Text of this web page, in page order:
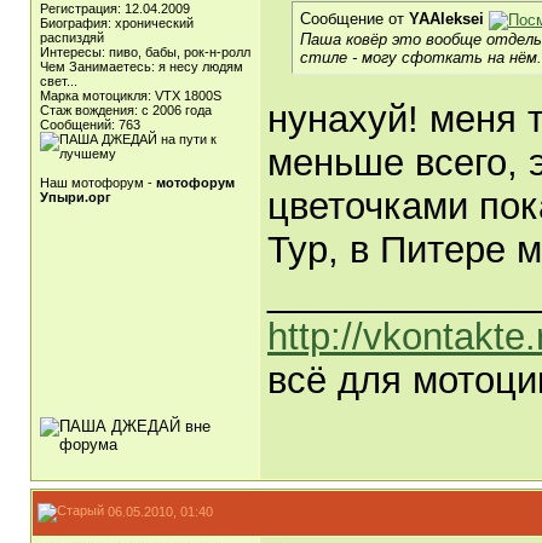
Регистрация: 12.04.2009
Биография: хронический
распиздяй
Интересы: пиво, бабы, рок-н-ролл
Чем Занимаетесь: я несу людям
свет...
Марка мотоцикля: VTX 1800S
Стаж вождения: c 2006 года
Сообщений: 763
Наш мотофорум - мотофорум
Упыри.орг
Сообщение от YAAleksei
Паша ковёр это вообще
стиле - могу сфоткать на нём.
нунахуй! меня
меньше всего,
цветочками
Тур, в Питере
http://
всё для
06.05.2010, 01:40